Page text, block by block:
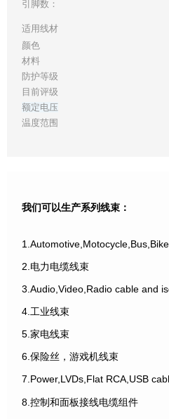
引脚数：
适用线材
颜色
材料
防护等级
目前评级
额定电压
温度范围
我们可以生产系列线束：
2.电力电缆线束
3.Audio,Video,Radio cable and
4.工业线束
5.家电线束
6.保险丝，游戏机线束
7.Power,LVDs,Flat RCA,USB
8.控制和面板接线电缆组件